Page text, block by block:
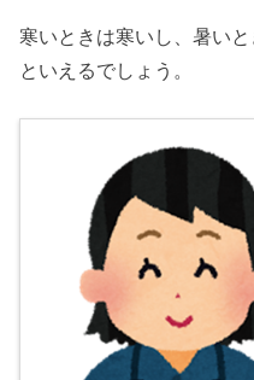
寒いときは寒いし、暑い
といえるでしょう。